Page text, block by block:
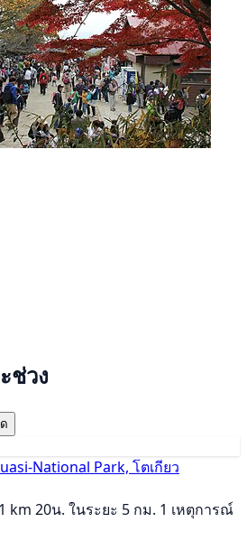
ช่วง
National Park, โตเกียว
km 20น. ในระยะ 5 กม. 1 เหตุการณ์